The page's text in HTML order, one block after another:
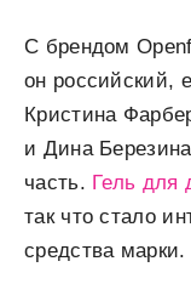
С брендом
он российский,
Кристина
и Дина
часть. Гель для
так что стало
средства марки.